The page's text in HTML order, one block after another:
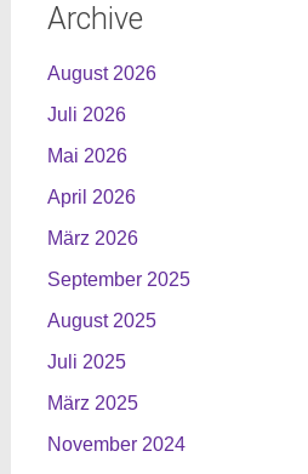
Archive
August 2026
Juli 2026
Mai 2026
April 2026
März 2026
September 2025
August 2025
Juli 2025
März 2025
November 2024